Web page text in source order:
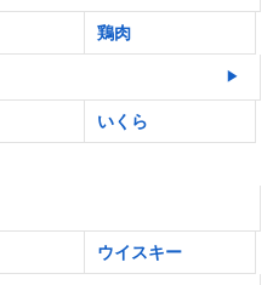
鶏肉
いくら
ウイスキー